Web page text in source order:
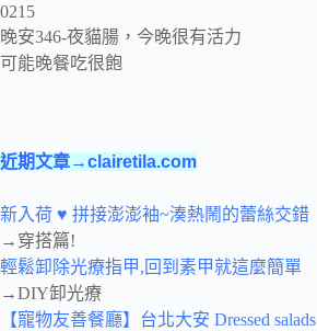
0215
晚安346-夜貓腸，今晚很有活力
可能晚餐吃很飽
近期文章→clairetila.com
新入荷 ♥ 拼接澎澎袖~湊熱鬧的蕾絲交錯
→穿搭篇!
輕鬆卸除光療指甲,回到素甲就這麼簡單
→DIY卸光療
【寵物友善餐廳】台北大安 Dressed salads